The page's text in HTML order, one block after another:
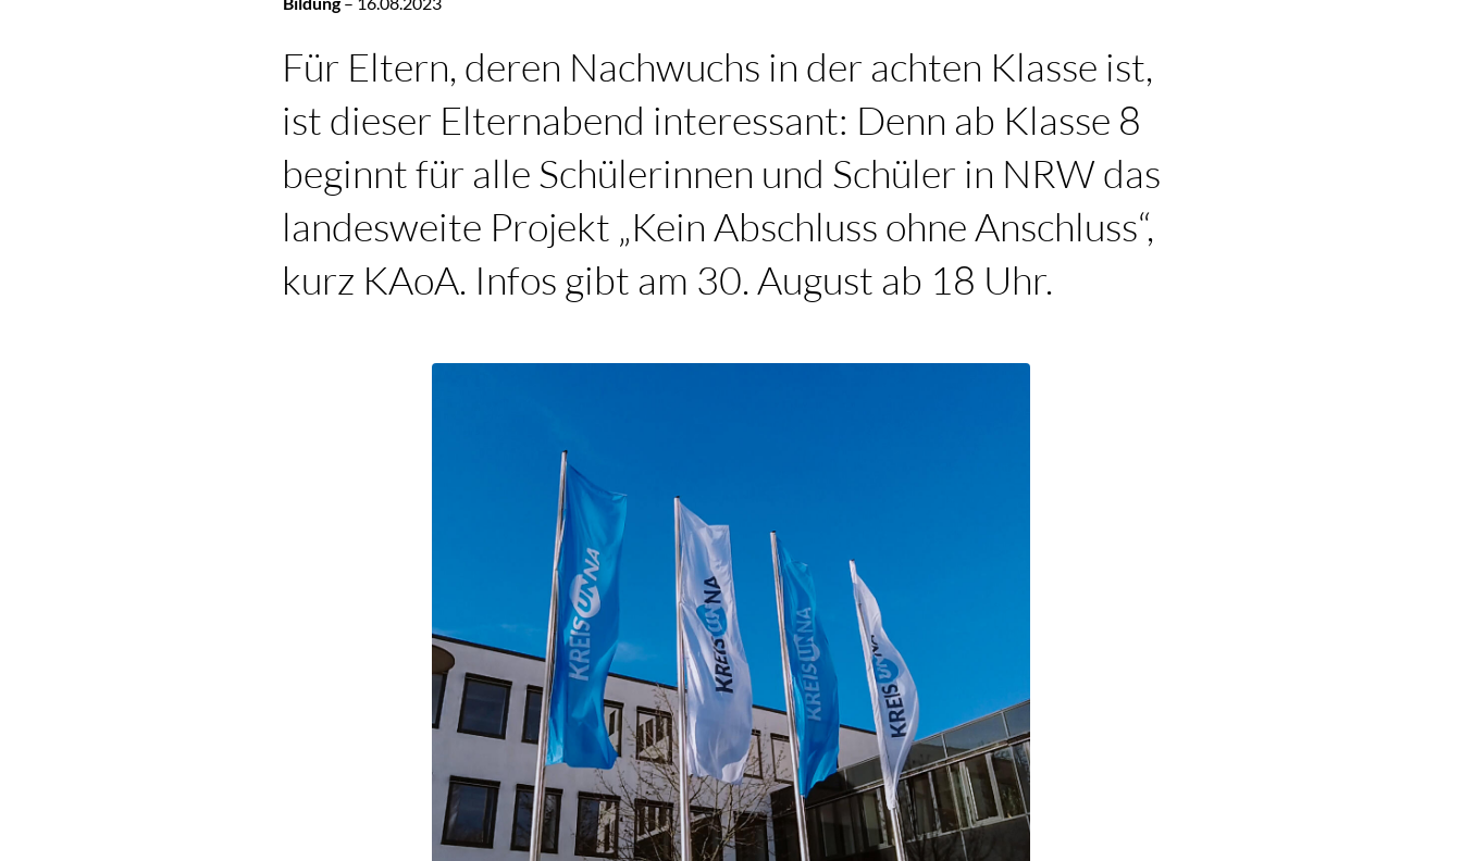
Für Eltern, deren Nachwuchs in der achten Klasse ist,
ist dieser Elternabend interessant: Denn ab Klasse 8
beginnt für alle Schülerinnen und Schüler in NRW das
landesweite Projekt „Kein Abschluss ohne Anschluss“,
kurz KAoA. Infos gibt am 30. August ab 18 Uhr.